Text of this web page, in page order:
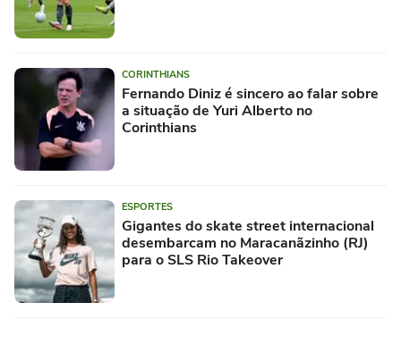
CORINTHIANS
Fernando Diniz é sincero ao falar sobre
a situação de Yuri Alberto no
Corinthians
ESPORTES
Gigantes do skate street internacional
desembarcam no Maracanãzinho (RJ)
para o SLS Rio Takeover